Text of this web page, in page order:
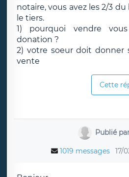
notaire, vous avez les 2/3
le tiers.
1) pourquoi vendre
donation ?
2) votre soeur doit donner
vente
Cette
Publié
1019 messages 17/